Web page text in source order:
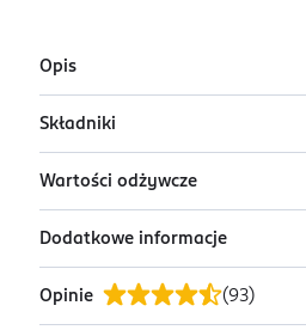
Opis
Bezglutenowe chipsy
paprykowym. Opracowane
nietolerujących glutenu.
Składniki
Odwodnione ziemniaki
ryżowa, syrop glukozowy,
naturalny aromat, emulgator:
kwasów tłuszczowych; olej
Wartości odżywcze
Wartość odżywcza
Wartość energetyczna
Dodatkowe informacje
PRZYGOTOWANIE I STOSOWANIE
Opinie (93)